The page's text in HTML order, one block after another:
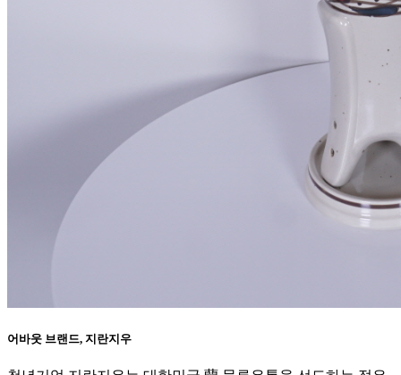
어바웃 브랜드, 지란지우